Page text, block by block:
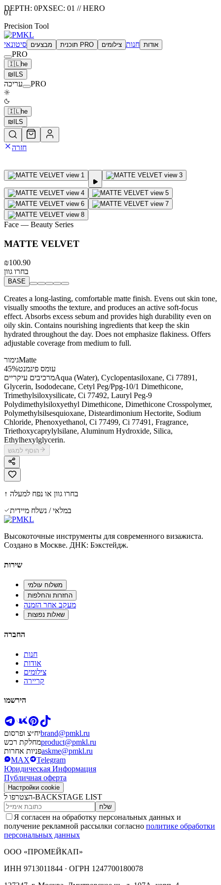
DEPTH: 0PXSEC: 01 //HERO
01
Precision Tool
חנות צילומים תוכנית PRO מבצעים סיטונאי אודות
PRO
🇮🇱he
₪ ILS
עריכה PRO
🇮🇱he
₪ ILS
חזרה
Face — Beauty Series
MATTE VELVET
₪100.90
בחרו גוון
BASE
Creates a long-lasting, comfortable matte finish. Evens out skin tone,
visually smooths the texture, and produces an active soft-focus
effect. Absorbs excess sebum and provides high durability even on
oily skin. Contains nourishing ingredients that keep the skin
hydrated throughout the day. Does not emphasize flakiness. Offers
adjustable coverage from medium to full.
גימורMatte
עומס פיגמנט45%
מרכיבים עיקרייםAqua (Water), Cyclopentasiloxane, Ci 77891,
Glycerin, Isododecane, Cetyl Peg/Ppg-10/1 Dimethicone,
Trimethylsiloxysilicate, Ci 77492, Lauryl Peg-9
Polydimethylsiloxyethyl Dimethicone, Dimethicone Crosspolymer,
Polymethylsilsesquioxane, Disteardimonium Hectorite, Sodium
Chloride, Phenoxyethanol, Ci 77499, Ci 77491, Fragrance,
Triethoxycaprylylsilane, Aluminum Hydroxide, Silica,
Ethylhexylglycerin.
הוסף למגש
↑ בחרו גוון או נפח למעלה
במלאי / נשלח מיידית
Высокоточные инструменты для современного визажиста.
Создано в Москве. ДНК: Бэкстейдж.
שירות
משלוח עולמי
החזרות והחלפות
מעקב אחר הזמנה
שאלות נפוצות
החברה
חנות
אודות
צילומים
קריירה
הירשמו
יח״צ ופרסוםbrand@pmkl.ru
מחלקת רכשproduct@pmkl.ru
פניות אחרותaskme@pmkl.ru
MAX
Telegram
Юридическая Информация
Публичная оферта
Настройки cookie
הצטרפו ל-BACKSTAGE LIST
שלח
Я согласен на обработку персональных данных и
получение рекламной рассылки согласно политике обработки
персональных данных
ООО «ПРОМЕЙКАП»
ИНН 9713011844 · ОГРН 1247700180078